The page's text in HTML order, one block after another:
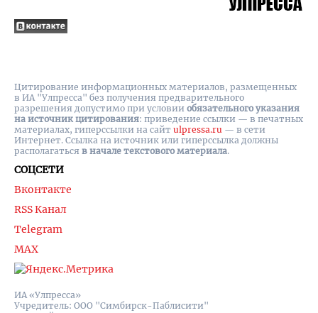
ИА «Улпресса»
Учредитель: ООО "Симбирск-Паблисити"
СОЦСЕТИ
Вконтакте
RSS Канал
Telegram
MAX
Цитирование информационных материалов, размещенных
в ИА "Улпресса" без получения предварительного
разрешения допустимо при условии обязательного указания
на источник цитирования: приведение ссылки — в печатных
материалах, гиперссылки на cайт ulpressa.ru — в сети
Интернет. Ссылка на источник или гиперссылка должны
располагаться в начале текстового материала.